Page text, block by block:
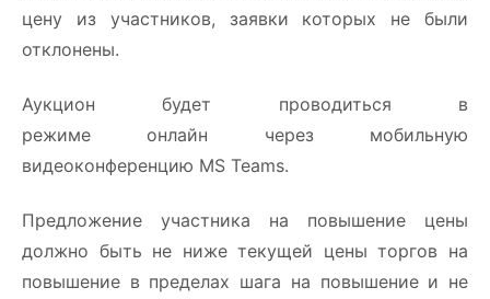
цену из участников, заявки которых не были
отклонены.
Аукцион будет проводиться в
режиме онлайн через мобильную
видеоконференцию MS Teams.
Предложение участника на повышение цены
должно быть не ниже текущей цены торгов на
повышение в пределах шага на повышение и не